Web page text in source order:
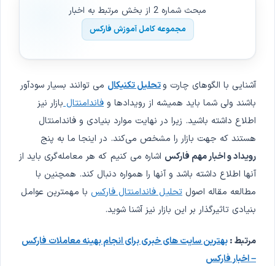
مبحث شماره 2 از بخش مرتبط به اخبار
مجموعه کامل آموزش فارکس
آشنایی با الگوهای چارت وتحلیل تکنیکال می توانند بسیار سودآور
باشند ولی شما باید همیشه از رویدادها و فاندامنتالبازار نیز
اطلاع داشته باشید. زیرا در نهایت موارد بنیادی و فاندامنتال
هستند که جهت بازار را مشخص می‌کند. در اینجا ما به پنج
رویداد و اخبار مهم فارکس اشاره می کنیم که هر معامله‌گری باید از
آنها اطلاع داشته باشد و آنها را همواره دنبال کند. همچنین با
مطالعه مقاله اصول تحلیل فاندامنتال فارکس با مهمترین عوامل
بنیادی تاثیرگذار بر این بازار نیز آشنا شوید.
مرتبط :بهترین سایت های خبری برای انجام بهینه معاملات فارکس
– اخبار فارکس